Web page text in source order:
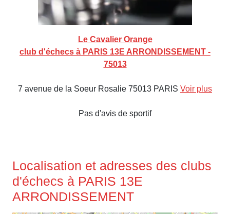
Le Cavalier Orange
club d'échecs à PARIS 13E ARRONDISSEMENT -
75013
7 avenue de la Soeur Rosalie 75013 PARIS Voir plus
Pas d'avis de sportif
Localisation et adresses des clubs
d'échecs à PARIS 13E
ARRONDISSEMENT